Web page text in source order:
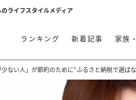
ライフスタイルメディア
ランキング 新着記事 家族
少ない人」が節約のために“ふるさと納税で選